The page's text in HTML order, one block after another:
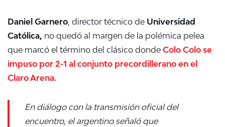
Daniel Garnero, director técnico de Universidad
Católica, no quedó al margen de la polémica pelea
que marcó el término del clásico donde Colo Colo se
impuso por 2-1 al conjunto precordillerano en el
Claro Arena.
En diálogo con la transmisión oficial del
encuentro, el argentino señaló que